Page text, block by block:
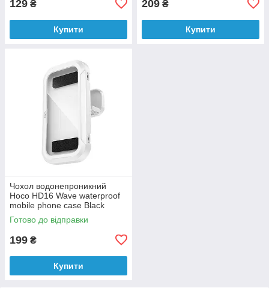
129 ₴
Купити
209 ₴
Купити
Чохол водонепроникний
Hoco HD16 Wave waterproof
mobile phone case Black
Готово до відправки
199 ₴
Купити